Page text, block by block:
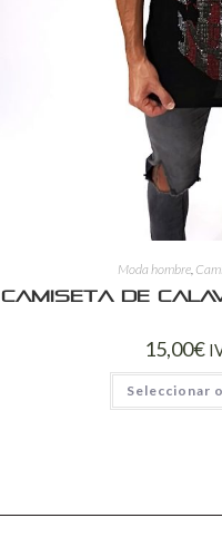
Moda hombre,
Camiseta de
15,00€
Seleccionar